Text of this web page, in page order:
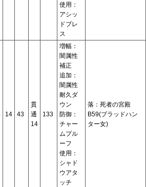
使用：
アシッ
ドブレ
ス
14 43
貫
通
14
133
増幅：
闇属性
補正
追加：
闇属性
耐久ダ
ウン
防御：
チャー
ムプル
ーフ
使用：
シャド
ウアタ
ッチ
落：死者の宮殿
B59(ブラッドハン
ター女)